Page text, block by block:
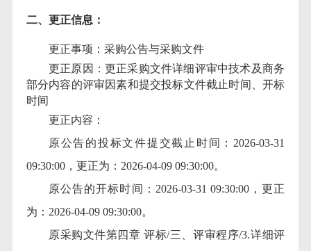
二、更正信息：
更正事项：采购公告与采购文件
更正原因：更正采购文件详细评审中技术及商务
部分内容的评审因素和提交投标文件截止时间、开标
时间
更正内容：
原公告的投标文件提交截止时间： 2026-03-31
09:30:00，更正为：2026-04-09 09:30:00。
原公告的开标时间： 2026-03-31 09:30:00，更正
为：2026-04-09 09:30:00。
原采购文件第四章 评标/三、评审程序/3.详细评